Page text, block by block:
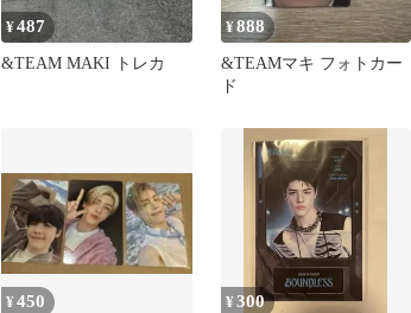
¥487
&TEAM MAKI トレカ
¥888
&TEAMマキ フォトカー
ド
¥450 ¥300